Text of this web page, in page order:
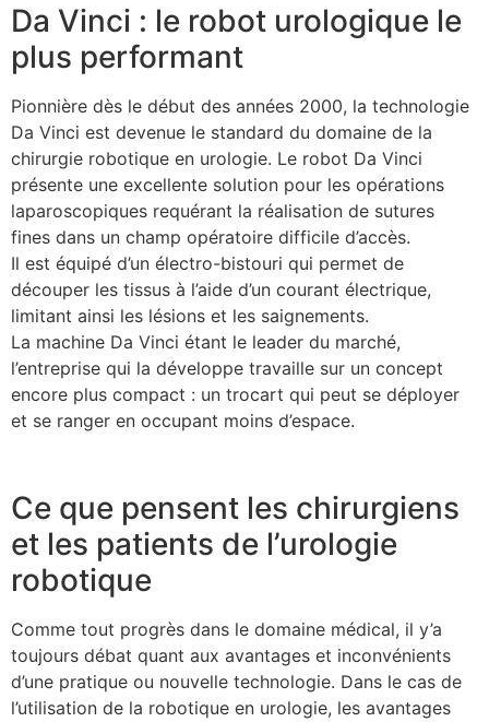
Da Vinci : le robot urologique le
plus performant
Pionnière dès le début des années 2000, la technologie
Da Vinci est devenue le standard du domaine de la
chirurgie robotique en urologie. Le robot Da Vinci
présente une excellente solution pour les opérations
laparoscopiques requérant la réalisation de sutures
fines dans un champ opératoire difficile d’accès.
Il est équipé d’un électro-bistouri qui permet de
découper les tissus à l’aide d’un courant électrique,
limitant ainsi les lésions et les saignements.
La machine Da Vinci étant le leader du marché,
l’entreprise qui la développe travaille sur un concept
encore plus compact : un trocart qui peut se déployer
et se ranger en occupant moins d’espace.
Ce que pensent les chirurgiens
et les patients de l’urologie
robotique
Comme tout progrès dans le domaine médical, il y’a
toujours débat quant aux avantages et inconvénients
d’une pratique ou nouvelle technologie. Dans le cas de
l’utilisation de la robotique en urologie, les avantages